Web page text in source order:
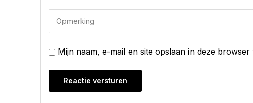
Mijn naam, e-mail en site opslaan in deze